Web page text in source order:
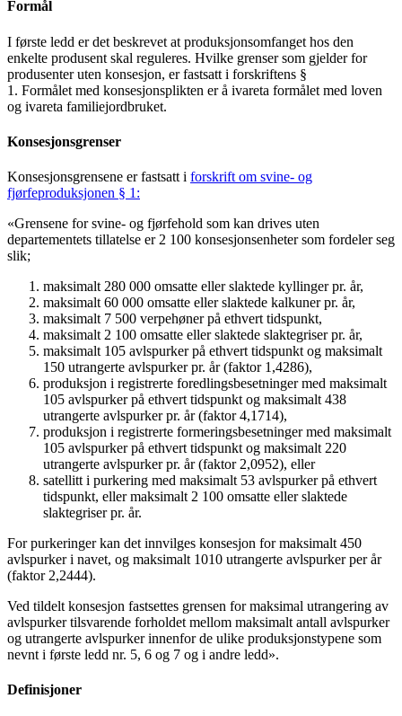
Formål
I første ledd er det beskrevet at produksjonsomfanget hos den
enkelte produsent skal reguleres. Hvilke grenser som gjelder for
produsenter uten konsesjon, er fastsatt i forskriftens §
1. Formålet med konsesjonsplikten er å ivareta formålet med loven
og ivareta familiejordbruket.
Konsesjonsgrenser
Konsesjonsgrensene er fastsatt i forskrift om svine- og
fjørfeproduksjonen § 1:
«Grensene for svine- og fjørfehold som kan drives uten
departementets tillatelse er 2 100 konsesjonsenheter som fordeler seg
slik;
maksimalt 280 000 omsatte eller slaktede kyllinger pr. år,
maksimalt 60 000 omsatte eller slaktede kalkuner pr. år,
maksimalt 7 500 verpehøner på ethvert tidspunkt,
maksimalt 2 100 omsatte eller slaktede slaktegriser pr. år,
maksimalt 105 avlspurker på ethvert tidspunkt og maksimalt
150 utrangerte avlspurker pr. år (faktor 1,4286),
produksjon i registrerte foredlingsbesetninger med maksimalt
105 avlspurker på ethvert tidspunkt og maksimalt 438
utrangerte avlspurker pr. år (faktor 4,1714),
produksjon i registrerte formeringsbesetninger med maksimalt
105 avlspurker på ethvert tidspunkt og maksimalt 220
utrangerte avlspurker pr. år (faktor 2,0952), eller
satellitt i purkering med maksimalt 53 avlspurker på ethvert
tidspunkt, eller maksimalt 2 100 omsatte eller slaktede
slaktegriser pr. år.
For purkeringer kan det innvilges konsesjon for maksimalt 450
avlspurker i navet, og maksimalt 1010 utrangerte avlspurker per år
(faktor 2,2444).
Ved tildelt konsesjon fastsettes grensen for maksimal utrangering av
avlspurker tilsvarende forholdet mellom maksimalt antall avlspurker
og utrangerte avlspurker innenfor de ulike produksjonstypene som
nevnt i første ledd nr. 5, 6 og 7 og i andre ledd».
Definisjoner